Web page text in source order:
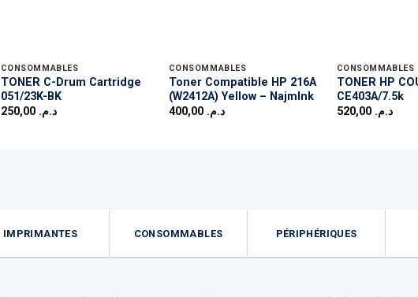
CONSOMMABLES
TONER C-Drum Cartridge
051/23K-BK
د.م. 250,00
CONSOMMABLES
Toner Compatible HP 216A
(W2412A) Yellow – NajmInk
د.م. 400,00
CONSOMMABLES
TONER HP
CE403A/7.5k
د.م. 520,00
IMPRIMANTES CONSOMMABLES PÉRIPHÉRIQUES